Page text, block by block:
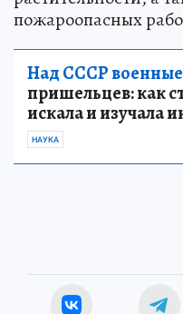
пожароопасных
Над СССР военные
пришельцев: как
искала и изучала
НАУКА